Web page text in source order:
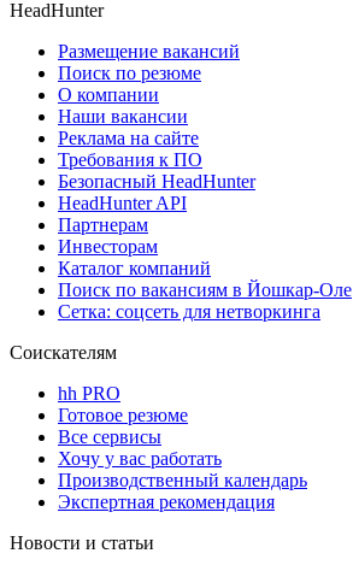
HeadHunter
Размещение вакансий
Поиск по резюме
О компании
Наши вакансии
Реклама на сайте
Требования к ПО
Безопасный HeadHunter
HeadHunter API
Партнерам
Инвесторам
Каталог компаний
Поиск по вакансиям в Йошкар-Оле
Сетка: соцсеть для нетворкинга
Соискателям
hh PRO
Готовое резюме
Все сервисы
Хочу у вас работать
Производственный календарь
Экспертная рекомендация
Новости и статьи